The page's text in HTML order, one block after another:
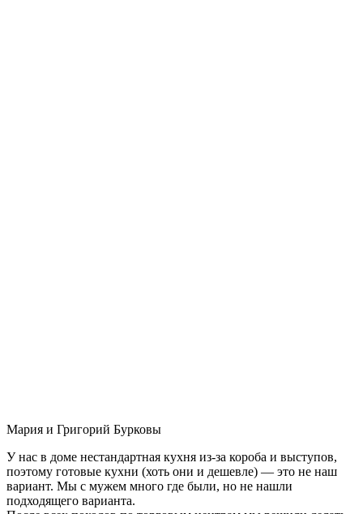
Мария и Григорий Бурковы
У нас в доме нестандартная кухня из-за короба и выступов,
поэтому готовые кухни (хоть они и дешевле) — это не наш
вариант. Мы с мужем много где были, но не нашли
подходящего варианта.